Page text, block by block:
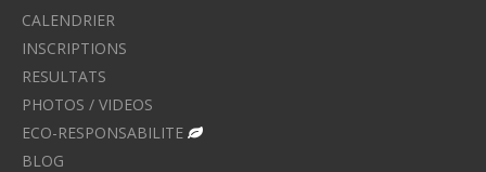
CALENDRIER
INSCRIPTIONS
RESULTATS
PHOTOS / VIDEOS
ECO-RESPONSABILITE
BLOG